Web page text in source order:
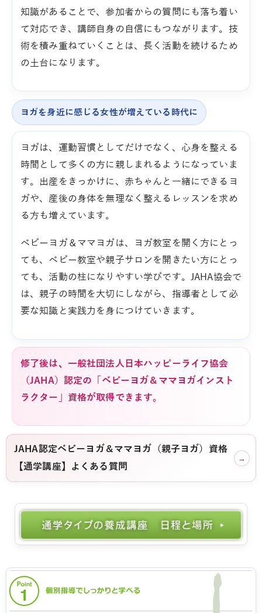
知識があることで、参加者からの質問にも落ち着い
て対応でき、講師自身の自信にもつながります。技
術を積み重ねていくことは、長く活動を続けるため
の土台になります。
ヨガを身近に感じる女性が増えている時代に
ヨガは、運動習慣としてだけでなく、心身を整える
時間として多くの方に親しまれるようになっていま
す。出産をきっかけに、赤ちゃんと一緒にできるヨ
ガや、産後の身体を無理なく整えるレッスンを求め
る方も増えています。
ベビーヨガ＆ママヨガは、ヨガ教室を開く方にとっ
ても、ベビー教室や親子サロンを開きたい方にとっ
ても、活動の柱になりやすい学びです。JAHA協会で
は、親子の時間を大切にしながら、指導者として必
要な知識と実践力を身につけていきます。
修了後は、一般社団法人日本ハッピーライフ協会
（JAHA）認定の「ベビーヨガ＆ママヨガインスト
ラクター」資格が取得できます。
JAHA認定ベビーヨガ＆ママヨガ（親子ヨガ）資格
【通学講座】よくある質問
→